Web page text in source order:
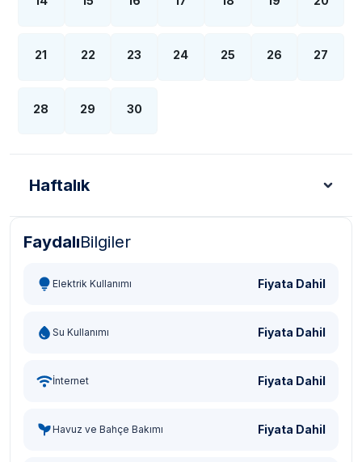
21 22 23 24 25 26 27
28 29 30
Haftalık
Türk Lirası - TL
FaydalıBilgiler
Elektrik Kullanımı Fiyata Dahil
Su Kullanımı Fiyata Dahil
İnternet Fiyata Dahil
Havuz ve Bahçe Bakımı Fiyata Dahil